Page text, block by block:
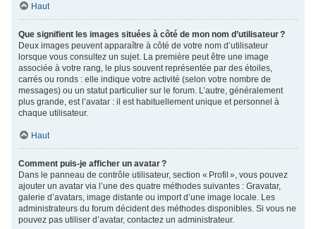
Haut
Que signifient les images situées à côté de mon nom d’utilisateur ?
Deux images peuvent apparaître à côté de votre nom d’utilisateur
lorsque vous consultez un sujet. La première peut être une image
associée à votre rang, le plus souvent représentée par des étoiles,
carrés ou ronds : elle indique votre activité (selon votre nombre de
messages) ou un statut particulier sur le forum. L’autre, généralement
plus grande, est l’avatar : il est habituellement unique et personnel à
chaque utilisateur.
Haut
Comment puis-je afficher un avatar ?
Dans le panneau de contrôle utilisateur, section « Profil », vous pouvez
ajouter un avatar via l’une des quatre méthodes suivantes : Gravatar,
galerie d’avatars, image distante ou import d’une image locale. Les
administrateurs du forum décident des méthodes disponibles. Si vous ne
pouvez pas utiliser d’avatar, contactez un administrateur.